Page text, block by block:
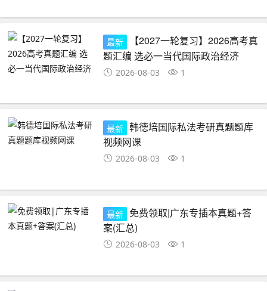
最新
【2027一轮复习】2026高考真
题汇编 选必一当代国际政治经济
2026-08-03 1
最新 韩德培国际私法考研真题题库
视频网课
2026-08-03 1
最新 免费领取|广东专插本真题+答
案(汇总)
2026-08-03 1